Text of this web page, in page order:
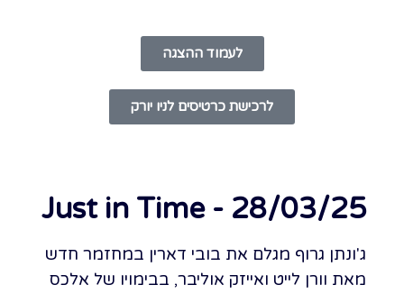
לעמוד ההצגה
לרכישת כרטיסים לניו יורק
Just in Time - 28/03/25
ג'ונתן גרוף מגלם את בובי דארין במחזמר חדש
מאת וורן לייט ואייזק אוליבר, בבימויו של אלכס